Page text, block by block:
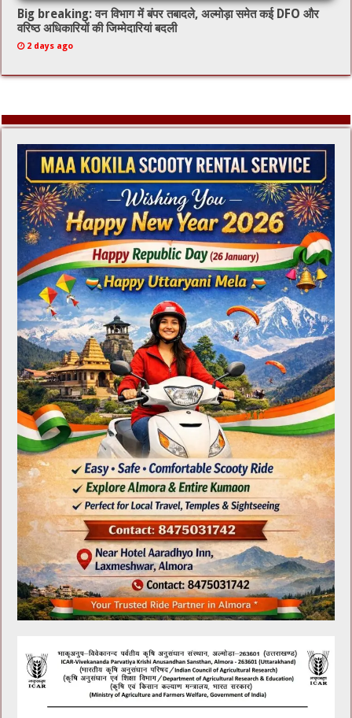
Big breaking: वन विभाग में बंपर तबादले, अल्मोड़ा समेत कई DFO और
वरिष्ठ अधिकारियों की जिम्मेदारियां बदली
2 days ago